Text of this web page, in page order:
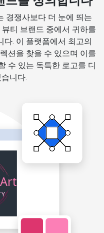
경쟁사보다 더 눈에 띄는
티 브랜드 중에서 귀하를
. 이 플랫폼에서 최고의
션을 찾을 수 있으며 이를
수 있는 독특한 로고를 디
니다.